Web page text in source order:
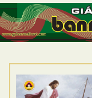
TRANG NHẤT
GIỚI THIỆU
DÒNG TU